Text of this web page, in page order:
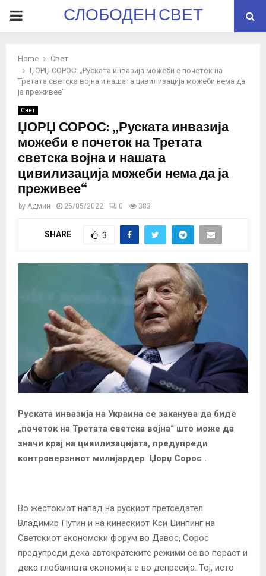
PRIMARYСЛОБОДЕН СВЕТ
Home
Свет
ЏОРЏ СОРОС: „Руската инвазија можеби е почеток на
Третата светска војна и нашата цивилизација можеби нема да
ја преживее“
Свет
ЏОРЏ СОРОС: „Руската инвазија
можеби е почеток на Третата
светска војна и нашата
цивилизација можеби нема да ја
преживее“
by Админ 25/05/2022 0 383
SHARE 3
Руската инвазија на Украина се заканува да биде
„почеток на Третата светска војна“ што може да
значи крај на цивилизацијата, предупреди
контроверзниот милијардер Џорџ Сорос .
Во жестокиот напад на рускиот претседател
Владимир Путин и на кинескиот Кси Џинпинг на
Светскиот економски форум во Давос, Сорос
предупреди дека автократските режими се во пораст и
дека глобалната економија е во депресија. Тој, исто